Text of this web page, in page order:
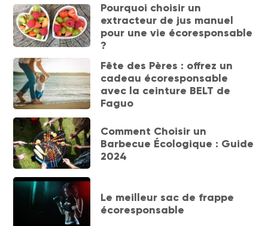
Pourquoi choisir un
extracteur de jus manuel
pour une vie écoresponsable
?
Fête des Pères : offrez un
cadeau écoresponsable
avec la ceinture BELT de
Faguo
Comment Choisir un
Barbecue Écologique : Guide
2024
Le meilleur sac de frappe
écoresponsable